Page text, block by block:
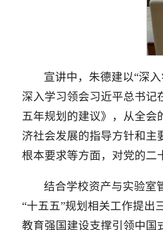
宣讲中，朱德建以“深
深入学习领会习近平总书记
五年规划的建议》，从全会
济社会发展的指导方针和主
根本要求等方面，对党的二
结合学校资产与实验室
“十五五”规划相关工作提
教育强国建设支撑引领中国